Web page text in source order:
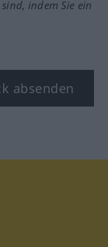
indem Sie ein
absenden